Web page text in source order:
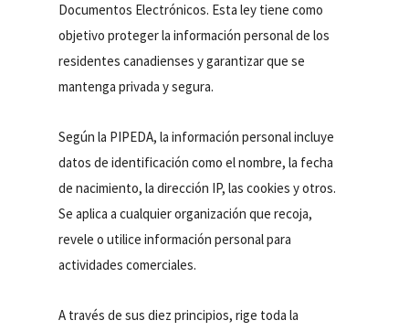
Documentos Electrónicos. Esta ley tiene como
objetivo proteger la información personal de los
residentes canadienses y garantizar que se
mantenga privada y segura.
Según la PIPEDA, la información personal incluye
datos de identificación como el nombre, la fecha
de nacimiento, la dirección IP, las cookies y otros.
Se aplica a cualquier organización que recoja,
revele o utilice información personal para
actividades comerciales.
A través de sus diez principios, rige toda la